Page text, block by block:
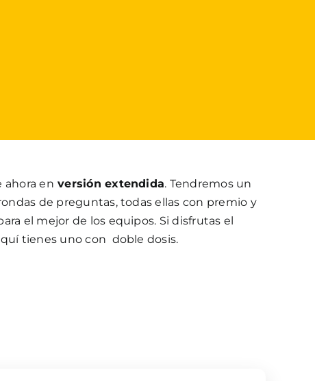
ahora en versión extendida. Tendremos un
de preguntas, todas ellas con premio y
el mejor de los equipos. Si disfrutas el
tienes uno con doble dosis.